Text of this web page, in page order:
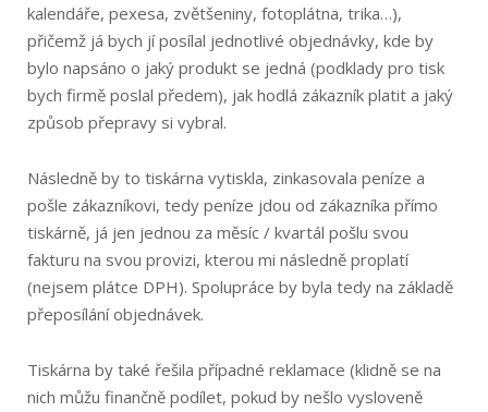
kalendáře, pexesa, zvětšeniny, fotoplátna, trika…),
přičemž já bych jí posílal jednotlivé objednávky, kde by
bylo napsáno o jaký produkt se jedná (podklady pro tisk
bych firmě poslal předem), jak hodlá zákazník platit a jaký
způsob přepravy si vybral.
Následně by to tiskárna vytiskla, zinkasovala peníze a
pošle zákazníkovi, tedy peníze jdou od zákazníka přímo
tiskárně, já jen jednou za měsíc / kvartál pošlu svou
fakturu na svou provizi, kterou mi následně proplatí
(nejsem plátce DPH). Spolupráce by byla tedy na základě
přeposílání objednávek.
Tiskárna by také řešila případné reklamace (klidně se na
nich můžu finančně podílet, pokud by nešlo vysloveně